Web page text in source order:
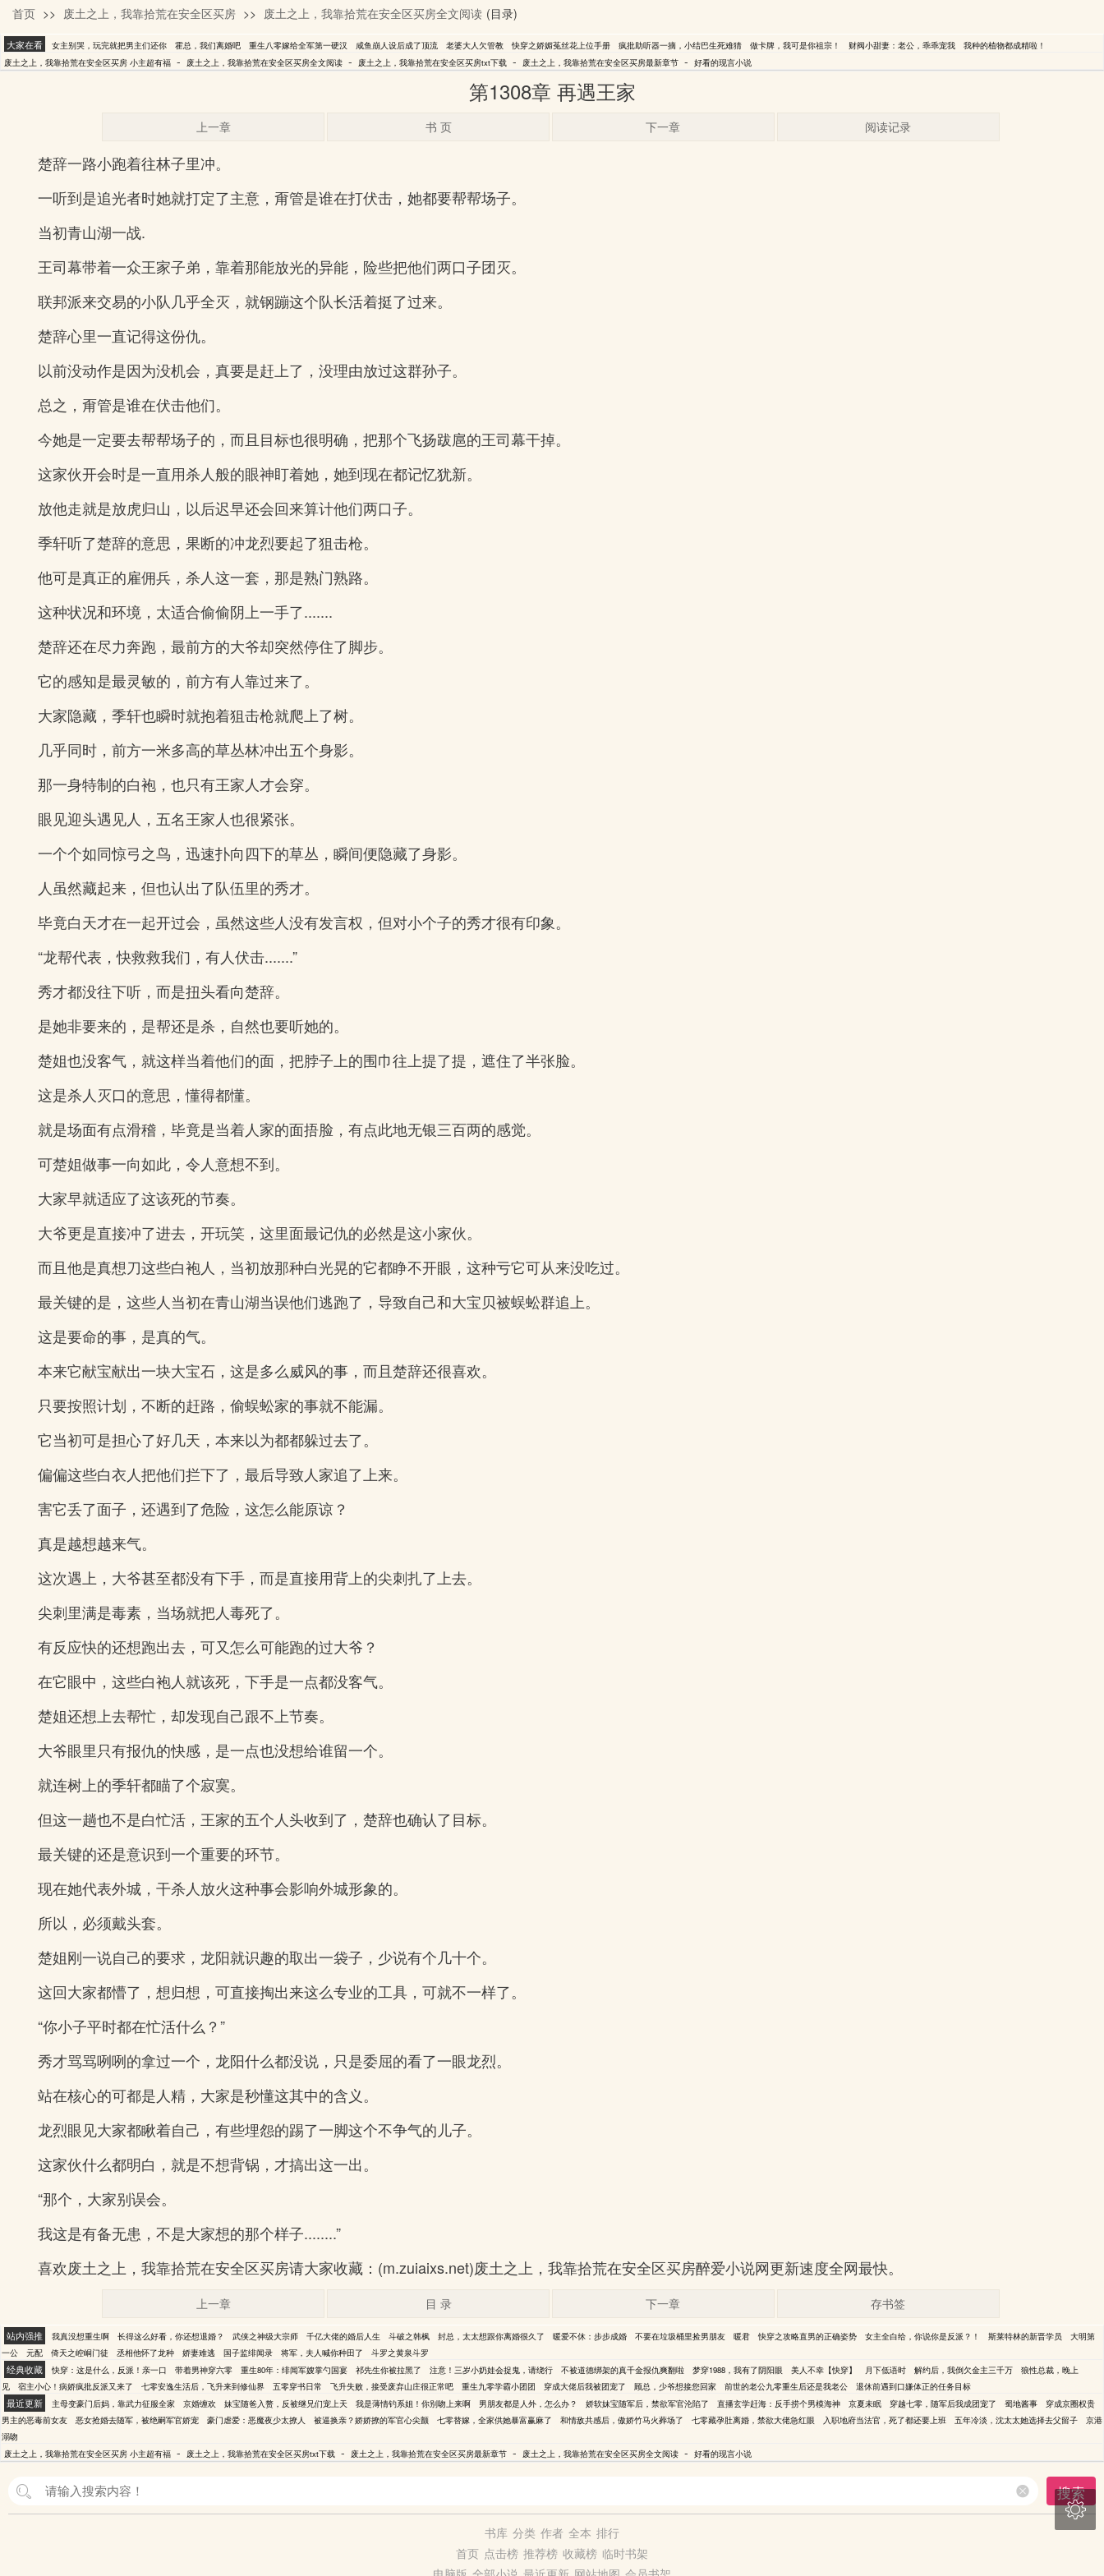
小主超有福
首页 >> 废土之上，我靠拾荒在安全区买房 >> 废土之上，我靠拾荒在安全区买房全文阅读 (目录)
大家在看 女主别哭，玩完就把男主们还你 霍总，我们离婚吧 重生八零嫁给全军第一硬汉 咸鱼崩人设后成了顶流 老婆大人欠管教 快穿之娇媚菟丝花上位手册 疯批助听器一摘，小结巴生死难猜 做卡牌，我可是你祖宗！ 财阀小甜妻：老公，乖乖宠我
我种的植物都成精啦！
废土之上，我靠拾荒在安全区买房 小主超有福 - 废土之上，我靠拾荒在安全区买房全文阅读 - 废土之上，我靠拾荒在安全区买房txt下载 - 废土之上，我靠拾荒在安全区买房最新章节 - 好看的现言小说
第1308章 再遇王家
上一章 书 页 下一章 阅读记录
楚辞一路小跑着往林子里冲。
一听到是追光者时她就打定了主意，甭管是谁在打伏击，她都要帮帮场子。
当初青山湖一战.
王司幕带着一众王家子弟，靠着那能放光的异能，险些把他们两口子团灭。
联邦派来交易的小队几乎全灭，就钢蹦这个队长活着挺了过来。
楚辞心里一直记得这份仇。
以前没动作是因为没机会，真要是赶上了，没理由放过这群孙子。
总之，甭管是谁在伏击他们。
今她是一定要去帮帮场子的，而且目标也很明确，把那个飞扬跋扈的王司幕干掉。
这家伙开会时是一直用杀人般的眼神盯着她，她到现在都记忆犹新。
放他走就是放虎归山，以后迟早还会回来算计他们两口子。
季轩听了楚辞的意思，果断的冲龙烈要起了狙击枪。
他可是真正的雇佣兵，杀人这一套，那是熟门熟路。
这种状况和环境，太适合偷偷阴上一手了.......
楚辞还在尽力奔跑，最前方的大爷却突然停住了脚步。
它的感知是最灵敏的，前方有人靠过来了。
大家隐藏，季轩也瞬时就抱着狙击枪就爬上了树。
几乎同时，前方一米多高的草丛林冲出五个身影。
那一身特制的白袍，也只有王家人才会穿。
眼见迎头遇见人，五名王家人也很紧张。
一个个如同惊弓之鸟，迅速扑向四下的草丛，瞬间便隐藏了身影。
人虽然藏起来，但也认出了队伍里的秀才。
毕竟白天才在一起开过会，虽然这些人没有发言权，但对小个子的秀才很有印象。
“龙帮代表，快救救我们，有人伏击.......”
秀才都没往下听，而是扭头看向楚辞。
是她非要来的，是帮还是杀，自然也要听她的。
楚姐也没客气，就这样当着他们的面，把脖子上的围巾往上提了提，遮住了半张脸。
这是杀人灭口的意思，懂得都懂。
就是场面有点滑稽，毕竟是当着人家的面捂脸，有点此地无银三百两的感觉。
可楚姐做事一向如此，令人意想不到。
大家早就适应了这该死的节奏。
大爷更是直接冲了进去，开玩笑，这里面最记仇的必然是这小家伙。
而且他是真想刀这些白袍人，当初放那种白光晃的它都睁不开眼，这种亏它可从来没吃过。
最关键的是，这些人当初在青山湖当误他们逃跑了，导致自己和大宝贝被蜈蚣群追上。
这是要命的事，是真的气。
本来它献宝献出一块大宝石，这是多么威风的事，而且楚辞还很喜欢。
只要按照计划，不断的赶路，偷蜈蚣家的事就不能漏。
它当初可是担心了好几天，本来以为都都躲过去了。
偏偏这些白衣人把他们拦下了，最后导致人家追了上来。
害它丢了面子，还遇到了危险，这怎么能原谅？
真是越想越来气。
这次遇上，大爷甚至都没有下手，而是直接用背上的尖刺扎了上去。
尖刺里满是毒素，当场就把人毒死了。
有反应快的还想跑出去，可又怎么可能跑的过大爷？
在它眼中，这些白袍人就该死，下手是一点都没客气。
楚姐还想上去帮忙，却发现自己跟不上节奏。
大爷眼里只有报仇的快感，是一点也没想给谁留一个。
就连树上的季轩都瞄了个寂寞。
但这一趟也不是白忙活，王家的五个人头收到了，楚辞也确认了目标。
最关键的还是意识到一个重要的环节。
现在她代表外城，干杀人放火这种事会影响外城形象的。
所以，必须戴头套。
楚姐刚一说自己的要求，龙阳就识趣的取出一袋子，少说有个几十个。
这回大家都懵了，想归想，可直接掏出来这么专业的工具，可就不一样了。
“你小子平时都在忙活什么？”
秀才骂骂咧咧的拿过一个，龙阳什么都没说，只是委屈的看了一眼龙烈。
站在核心的可都是人精，大家是秒懂这其中的含义。
龙烈眼见大家都瞅着自己，有些埋怨的踢了一脚这个不争气的儿子。
这家伙什么都明白，就是不想背锅，才搞出这一出。
“那个，大家别误会。
我这是有备无患，不是大家想的那个样子........”
喜欢废土之上，我靠拾荒在安全区买房请大家收藏：(m.zuiaixs.net)废土之上，我靠拾荒在安全区买房醉爱小说网更新速度全网最快。
上一章 目 录 下一章 存书签
站内强推 我真没想重生啊 长得这么好看，你还想退婚？ 武侠之神级大宗师 千亿大佬的婚后人生 斗破之韩枫 封总，太太想跟你离婚很久了 暖爱不休：步步成婚 不要在垃圾桶里捡男朋友 暖君 快穿之攻略直男的正确姿势 女主全白给，你说你是反派？！ 斯莱特林的新晋学员
大明第
一公
元配 倚天之崆峒门徒 丞相他怀了龙种 娇妻难逃 国子监绯闻录 将军，夫人喊你种田了 斗罗之黄泉斗罗
经典收藏 快穿：这是什么，反派！亲一口 带着男神穿六零 重生80年：绯闻军嫂掌勺国宴 祁先生你被拉黑了 注意！三岁小奶娃会捉鬼，请绕行 不被道德绑架的真千金报仇爽翻啦 梦穿1988，我有了阴阳眼 美人不幸【快穿】 月下低语时 解约后，我倒欠金主三千万
狼性总裁，晚上
见
宿主小心！病娇疯批反派又来了 七零安逸生活后，飞升来到修仙界 五零穿书日常 飞升失败，接受废弃山庄很正常吧 重生九零学霸小团团 穿成大佬后我被团宠了 顾总，少爷想接您回家 前世的老公九零重生后还是我老公 退休前遇到口嫌体正的任务目标
最近更新 主母变豪门后妈，靠武力征服全家 京婚缠欢 妹宝随爸入赘，反被继兄们宠上天 我是薄情钓系姐！你别吻上来啊 男朋友都是人外，怎么办？ 娇软妹宝随军后，禁欲军官沦陷了 直播玄学赶海：反手捞个男模海神 京夏未眠 穿越七零，随军后我成团宠了 蜀地酱事
穿成京圈权贵
男主的恶毒前女友
恶女抢婚去随军，被绝嗣军官娇宠 豪门虐爱：恶魔夜少太撩人 被逼换亲？娇娇撩的军官心尖颤 七零替嫁，全家供她暴富赢麻了 和情敌共感后，傲娇竹马火葬场了 七零藏孕肚离婚，禁欲大佬急红眼 入职地府当法官，死了都还要上班 五年冷淡，沈太太她选择去父留子
京港
溺吻
废土之上，我靠拾荒在安全区买房 小主超有福 - 废土之上，我靠拾荒在安全区买房txt下载 - 废土之上，我靠拾荒在安全区买房最新章节 - 废土之上，我靠拾荒在安全区买房全文阅读 - 好看的现言小说
搜索
书库 分类 作者 全本 排行
首页 点击榜 推荐榜 收藏榜 临时书架
